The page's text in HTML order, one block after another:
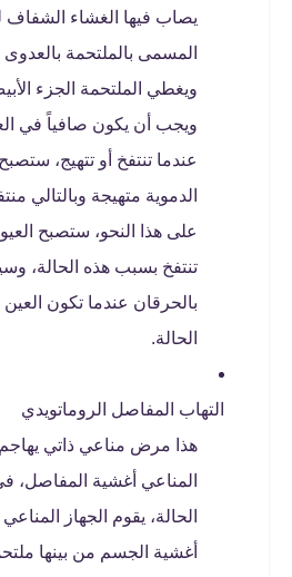
يصاب فيها الغشاء الشفاف
المسمى بالملتحمة بالعدوى
ويغطي الملتحمة الجزء
ويجب أن يكون صافياً في
عندما تنتفخ أو تتهيج،
الدموية متهيجة وبالتالي
على هذا النحو، ستصبح
تنتفخ بسبب هذه الحالة،
بالحرقان عندما تكون
الحالة.
التهاب المفاصل الروماتويدي
هذا مرض مناعي ذاتي يهاجم
المناعي أغشية المفاصل،
الحالة، يقوم الجهاز
أغشية الجسم من بينها